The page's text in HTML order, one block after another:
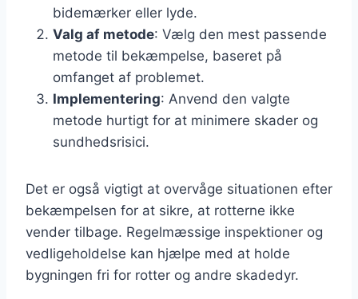
bidemærker eller lyde.
Valg af metode: Vælg den mest passende
metode til bekæmpelse, baseret på
omfanget af problemet.
Implementering: Anvend den valgte
metode hurtigt for at minimere skader og
sundhedsrisici.
Det er også vigtigt at overvåge situationen efter
bekæmpelsen for at sikre, at rotterne ikke
vender tilbage. Regelmæssige inspektioner og
vedligeholdelse kan hjælpe med at holde
bygningen fri for rotter og andre skadedyr.